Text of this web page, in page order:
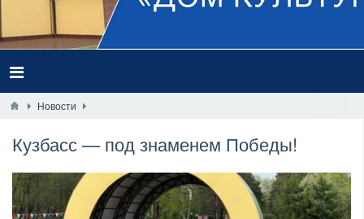
Новости
Кузбасс — под знаменем Победы!